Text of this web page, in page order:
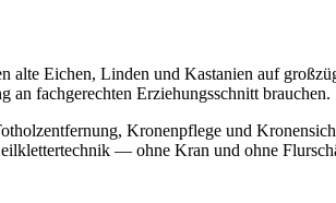
alte Eichen, Linden und Kastanien auf
fachgerechten Erziehungsschnitt brauchen.
Kronenpflege und
— ohne Kran und ohne